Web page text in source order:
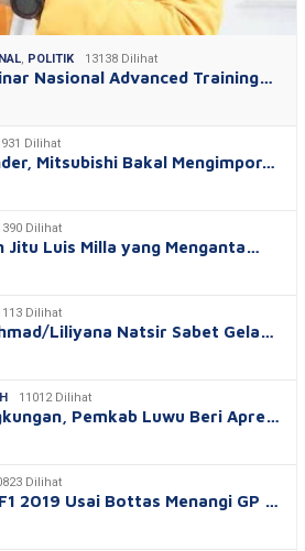
, POLITIK 13138 Dilihat
Nasional Advanced Training…
Dilihat
Mitsubishi Bakal Mengimpor…
Dilihat
Jitu Luis Milla yang Menganta…
Dilihat
Liliyana Natsir Sabet Gela…
11012 Dilihat
Pemkab Luwu Beri Apre…
Dilihat
2019 Usai Bottas Menangi GP …